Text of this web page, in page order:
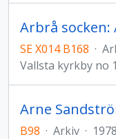
SE X014 B168 ·
Vallsta kyrkby no
Arne
B98 · Arkiv · 1978